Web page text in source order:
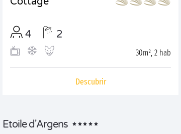
4 2
30m², 2 hab
Descubrir
Etoile d'Argens